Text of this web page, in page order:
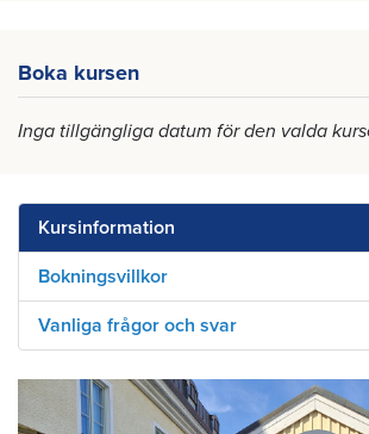
Boka kursen
Inga tillgängliga datum för den valda
Kursinformation
Bokningsvillkor
Vanliga frågor och svar